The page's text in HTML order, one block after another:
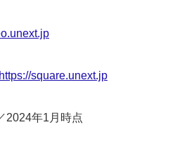
https://square.unext.jp
2024年1月時点